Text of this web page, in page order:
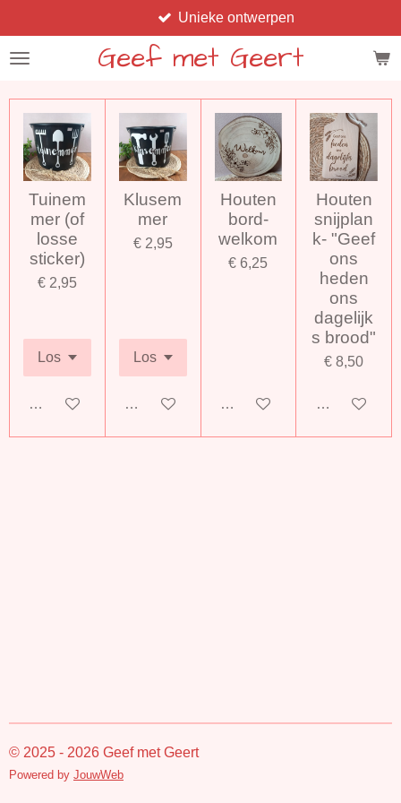
direct
naar
hoofdinhoud
Geef met Geert
Unieke ontwerpen
Tuinem
mer (of
losse
sticker)
€ 2,95
In winkelwagen
Klusem
mer
€ 2,95
In winkelwagen
Houten
bord-
welkom
€ 6,25
In winkelwagen
Houten
snijplan
k- "Geef
ons
heden
ons
dagelijk
s brood"
€ 8,50
In
© 2025 - 2026 Geef met Geert
Powered by JouwWeb